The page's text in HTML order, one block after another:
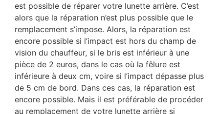
est possible de réparer votre lunette arrière. C’est
alors que la réparation n’est plus possible que le
remplacement s’impose. Alors, la réparation est
encore possible si l’impact est hors du champ de
vision du chauffeur, si le bris est inférieur à une
pièce de 2 euros, dans le cas où la fêlure est
inférieure à deux cm, voire si l’impact dépasse plus
de 5 cm de bord. Dans ces cas, la réparation est
encore possible. Mais il est préférable de procéder
au remplacement de votre lunette arrière si